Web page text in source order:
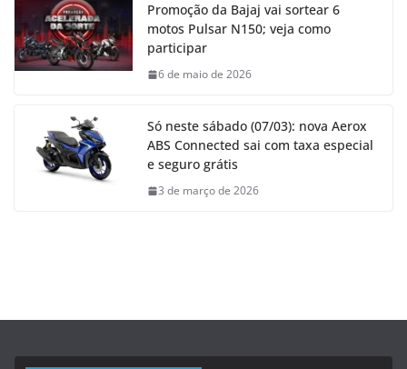
Promoção da Bajaj vai sortear 6
motos Pulsar N150; veja como
participar
6 de maio de 2026
Só neste sábado (07/03): nova Aerox
ABS Connected sai com taxa especial
e seguro grátis
3 de março de 2026